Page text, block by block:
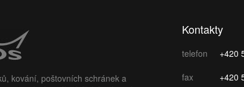
kování, poštovních schránek a
Kontakty
telefon
+420
fax
+420